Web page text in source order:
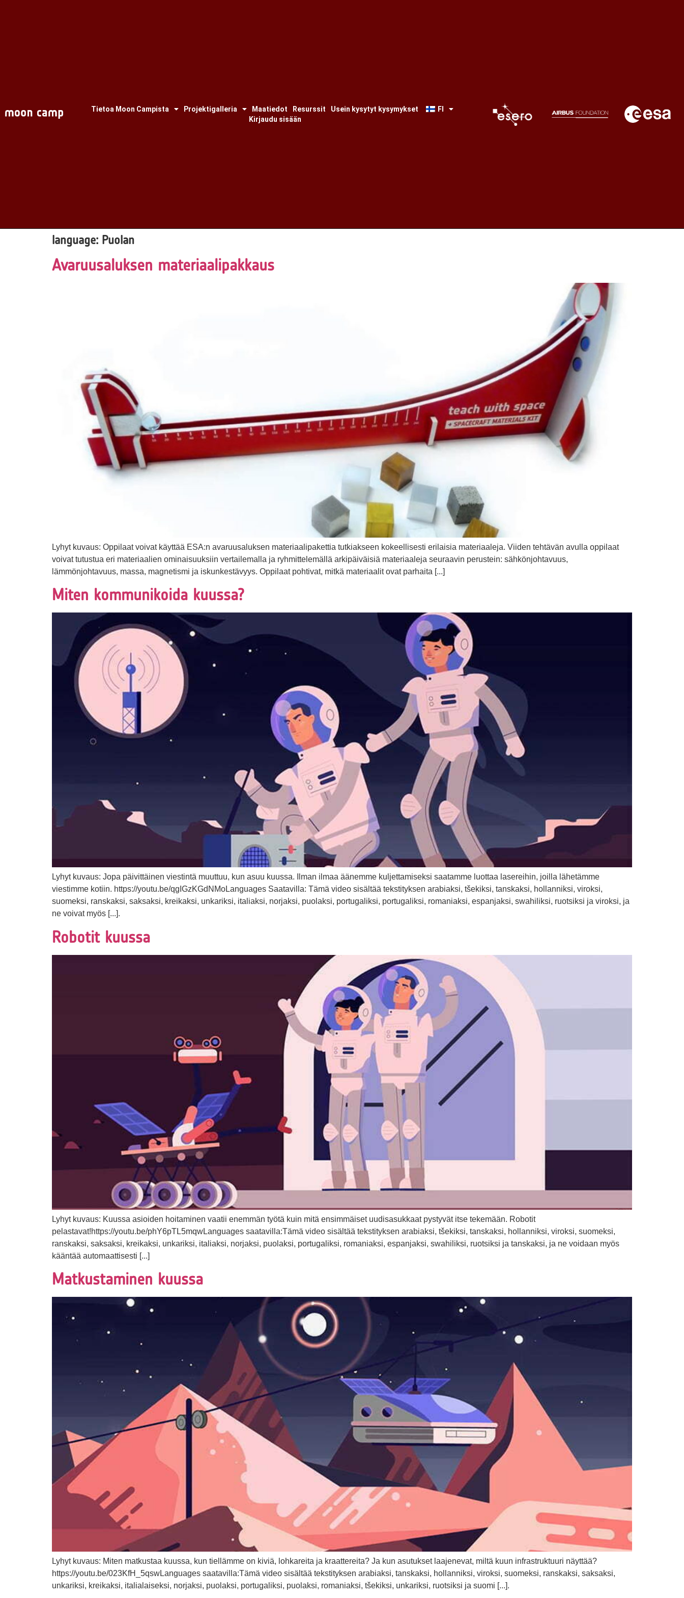
Tietoa Moon Campista Projektigalleria Maatiedot Resurssit Usein kysytyt kysymykset
FI
Kirjaudu sisään
language: Puolan
Avaruusaluksen materiaalipakkaus
Lyhyt kuvaus: Oppilaat voivat käyttää ESA:n avaruusaluksen materiaalipakettia tutkiakseen kokeellisesti erilaisia materiaaleja. Viiden tehtävän avulla oppilaat
voivat tutustua eri materiaalien ominaisuuksiin vertailemalla ja ryhmittelemällä arkipäiväisiä materiaaleja seuraavin perustein: sähkönjohtavuus,
lämmönjohtavuus, massa, magnetismi ja iskunkestävyys. Oppilaat pohtivat, mitkä materiaalit ovat parhaita [...]
Miten kommunikoida kuussa?
Lyhyt kuvaus: Jopa päivittäinen viestintä muuttuu, kun asuu kuussa. Ilman ilmaa äänemme kuljettamiseksi saatamme luottaa lasereihin, joilla lähetämme
viestimme kotiin. https://youtu.be/qgIGzKGdNMoLanguages Saatavilla: Tämä video sisältää tekstityksen arabiaksi, tšekiksi, tanskaksi, hollanniksi, viroksi,
suomeksi, ranskaksi, saksaksi, kreikaksi, unkariksi, italiaksi, norjaksi, puolaksi, portugaliksi, portugaliksi, romaniaksi, espanjaksi, swahiliksi, ruotsiksi ja viroksi, ja
ne voivat myös [...].
Robotit kuussa
Lyhyt kuvaus: Kuussa asioiden hoitaminen vaatii enemmän työtä kuin mitä ensimmäiset uudisasukkaat pystyvät itse tekemään. Robotit
pelastavat!https://youtu.be/phY6pTL5mqwLanguages saatavilla:Tämä video sisältää tekstityksen arabiaksi, tšekiksi, tanskaksi, hollanniksi, viroksi, suomeksi,
ranskaksi, saksaksi, kreikaksi, unkariksi, italiaksi, norjaksi, puolaksi, portugaliksi, romaniaksi, espanjaksi, swahiliksi, ruotsiksi ja tanskaksi, ja ne voidaan myös
kääntää automaattisesti [...]
Matkustaminen kuussa
Lyhyt kuvaus: Miten matkustaa kuussa, kun tiellämme on kiviä, lohkareita ja kraattereita? Ja kun asutukset laajenevat, miltä kuun infrastruktuuri näyttää?
https://youtu.be/023KfH_5qswLanguages saatavilla:Tämä video sisältää tekstityksen arabiaksi, tanskaksi, hollanniksi, viroksi, suomeksi, ranskaksi, saksaksi,
unkariksi, kreikaksi, italialaiseksi, norjaksi, puolaksi, portugaliksi, puolaksi, romaniaksi, tšekiksi, unkariksi, ruotsiksi ja suomi [...].